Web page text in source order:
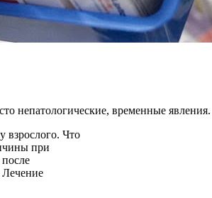
непатологические, временные явления.